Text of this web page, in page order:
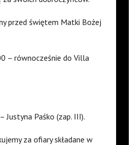
przed świętem Matki Bożej
– równocześnie do Villa
Justyna Paśko (zap. III).
za ofiary składane w